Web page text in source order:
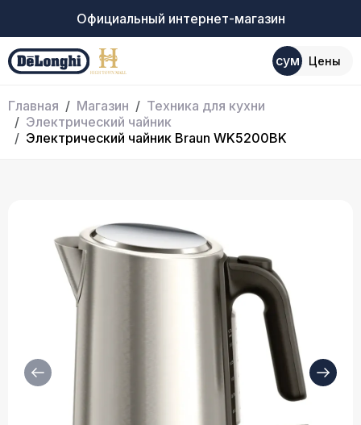
Официальный интернет-магазин
сум Цены
Главная Магазин
Техника для кухни
Электрический чайник
Электрический чайник Braun WK5200BK